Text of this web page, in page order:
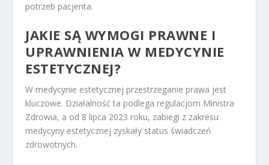
potrzeb pacjenta.
JAKIE SĄ WYMOGI PRAWNE I
UPRAWNIENIA W MEDYCYNIE
ESTETYCZNEJ?
W medycynie estetycznej przestrzeganie prawa jest
kluczowe. Działalność ta podlega regulacjom Ministra
Zdrowia, a od 8 lipca 2023 roku, zabiegi z zakresu
medycyny estetycznej zyskały status świadczeń
zdrowotnych.